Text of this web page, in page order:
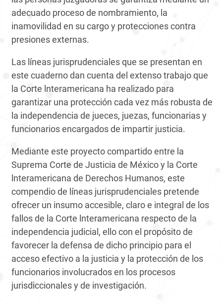
adecua­do proceso de nombramiento, la
inamovilidad en su cargo y protecciones contra
presiones externas.
Las líneas jurisprudenciales que se presentan en
este cuaderno dan cuenta del extenso trabajo que
la Corte lnteramericana ha realizado para
garantizar una protección cada vez más robusta de
la independencia de jueces, juezas, funcionarias y
funcionarios encargados de impartir justicia.
Mediante este proyecto compartido entre la
Suprema Corte de Justicia de México y la Corte
lnteramericana de Derechos Humanos, este
compendio de líneas jurisprudenciales pretende
ofrecer un insumo accesible, claro e inte­gral de los
fallos de la Corte lnteramericana respecto de la
independencia judicial, ello con el propósito de
favorecer la defensa de dicho principio para el
acceso efectivo a la justicia y la protección de los
funcionarios involucrados en los procesos
jurisdiccionales y de investigación.